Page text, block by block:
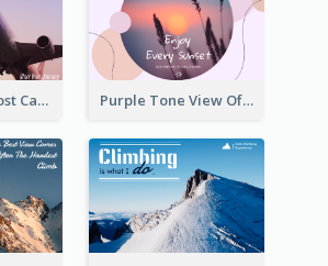
Flying Plane Post Card Purple Tone View Of Sunset Post Card